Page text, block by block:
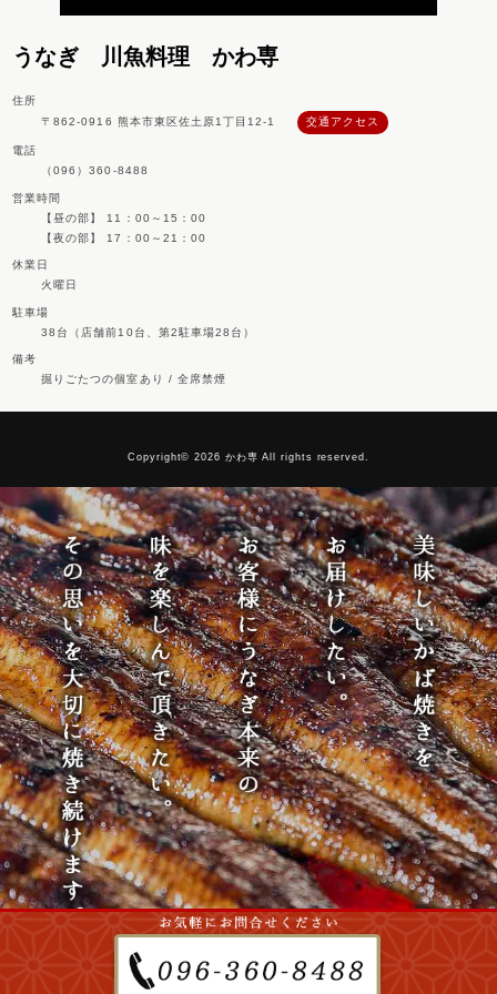
うなぎ 川魚料理 かわ専
住所
〒862-0916 熊本市東区佐土原1丁目12-1
交通アクセス
電話
（096）360-8488
営業時間
【昼の部】 11：00～15：00
【夜の部】 17：00～21：00
休業日
火曜日
駐車場
38台（店舗前10台、第2駐車場28台）
備考
掘りごたつの個室あり / 全席禁煙
Copyright© 2026 かわ専 All rights reserved.